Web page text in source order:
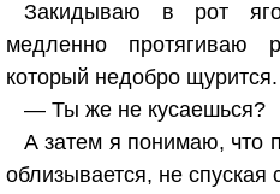
Закидываю в рот
медленно протягиваю
который недобро щурится.
— Ты же не кусаешься?
А затем я понимаю, что
облизывается, не спуская